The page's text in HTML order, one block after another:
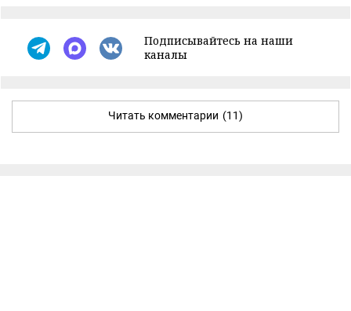
Подписывайтесь на наши
каналы
Читать комментарии (11)